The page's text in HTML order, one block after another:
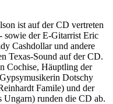
ist auf der CD vertreten
sowie der E-Gitarrist Eric
Cashdollar und andere
Texas-Sound auf der CD.
Cochise, Häuptling der
Dotschy
Famile) und der
runden die CD ab.